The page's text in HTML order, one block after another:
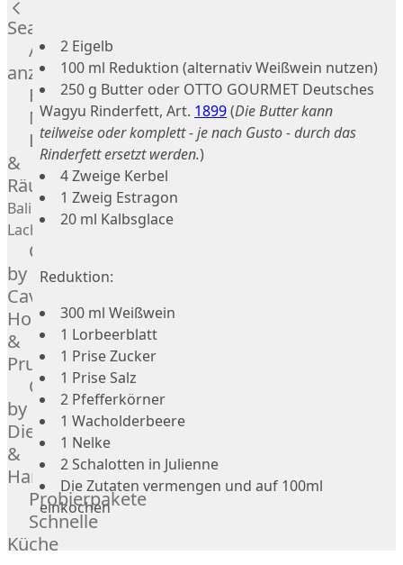
Ibérico
35%
Bellota
LiVar
Schweinefleisch
Mangalitza
Schwein
Geflügel
Miéral
Geflügel
Huhn
Hahn
Kapaun
Ente
Perlhuhn
Gans
Kalb
Lamm
Nordsee
Lamm
Französisches
Lamm
Donald
Russell
Lamm
Tender
Special
Cuts
Rippchen
Teilstücke
vom
Rind
Teilstücke
vom
Schwein
Teilstücke
vom
Lamm
Teilstücke
vom
Geflügel
Seafood
Alle
anzeigen
Fisch
Meeresfrüchte
Lachs
&
Räucherlachs
Balik
Lachs
Caviar
by
Caviar
House
&
Prunier
Caviar
by
Dieckmann
&
Hansen
Probierpakete
Schnelle
Küche
2 Eigelb
100 ml Reduktion (alternativ Weißwein nutzen)
250 g Butter oder OTTO GOURMET Deutsches
Wagyu Rinderfett, Art. 1899(Die Butter kann
teilweise oder komplett - je nach Gusto - durch das
Rinderfett ersetzt werden.)
4 Zweige Kerbel
1 Zweig Estragon
20 ml Kalbsglace
Reduktion:
300 ml Weißwein
1 Lorbeerblatt
1 Prise Zucker
1 Prise Salz
2 Pfefferkörner
1 Wacholderbeere
1 Nelke
2 Schalotten in Julienne
Die Zutaten vermengen und auf 100ml
einkochen